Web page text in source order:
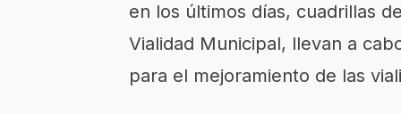
en los últimos días, cuadrillas
Vialidad Municipal, llevan a
para el mejoramiento de las